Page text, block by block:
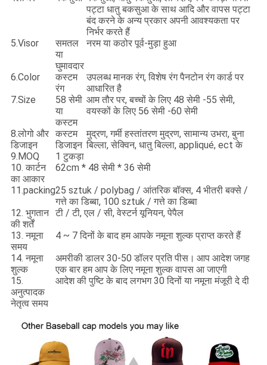
पट्टा धातु बकसुआ के साथ आदि और वापस पट्टा
बंद करने के अन्य प्रकार अपनी आवश्यकता पर
निर्भर करते हैं
5.Visor
समतल
या
घुमावदार
नरम या कठोर पूर्व-मुड़ा हुआ
6.Color
कस्टम
रंग
उपलब्ध मानक रंग, विशेष रंग पैनटोन रंग कार्ड पर
आधारित है
7.Size
58 सेमी
या
कस्टम
आम तौर पर, बच्चों के लिए 48 सेमी -55 सेमी,
वयस्कों के लिए 56 सेमी -60 सेमी
8.लोगो और
डिजाइन
कस्टम
डिजाइन
मुद्रण, गर्मी हस्तांतरण मुद्रण, सामान्य उभरा, बुना
बिल्ला, सेक्विन, धातु बिल्ला, appliqué, ect के
9.MOQ
1 टुकड़ा
10. कार्टन
का आकार
62cm * 48 सेमी * 36 सेमी
11.packing25 sztuk / polybag / आंतरिक बॉक्स, 4 भीतरी बक्से /
गत्ते का डिब्बा, 100 sztuk / गत्ते का डिब्बा
12. भुगतान
की शर्तें
टी / टी, एल / सी, वेस्टर्न यूनियन, पेपैल
13. नमूना
समय
4 ~ 7 दिनों के बाद हम आपके नमूना शुल्क प्राप्त करते हैं
14. नमूना
शुल्क
अमरीकी डालर 30-50 डॉलर प्रति पीस। आप आदेश जगह
एक बार हम आप के लिए नमूना शुल्क वापस आ जाएगी
15.
अनुत्पादक
नेतृत्व समय
आदेश की पुष्टि के बाद लगभग 30 दिनों या नमूना मंजूरी दे दी